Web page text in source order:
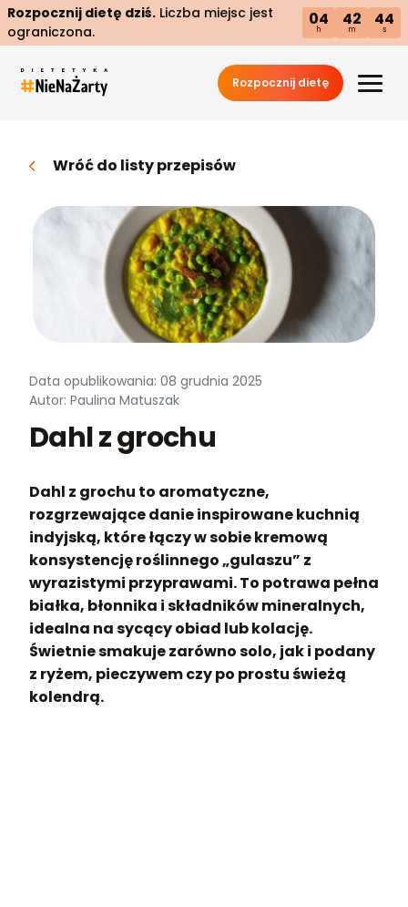
Rozpocznij dietę dziś. Liczba miejsc jest
ograniczona.
04
h
42
m
43
s
Rozpocznij dietę
Wróć do listy przepisów
Data opublikowania: 08 grudnia 2025
Autor: Paulina Matuszak
Dahl z grochu
Dahl z grochu to aromatyczne,
rozgrzewające danie inspirowane kuchnią
indyjską, które łączy w sobie kremową
konsystencję roślinnego „gulaszu” z
wyrazistymi przyprawami. To potrawa pełna
białka, błonnika i składników mineralnych,
idealna na sycący obiad lub kolację.
Świetnie smakuje zarówno solo, jak i podany
z ryżem, pieczywem czy po prostu świeżą
kolendrą.